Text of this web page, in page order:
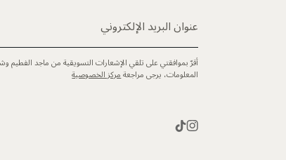
عنوان البريد الإلكتروني
أقرّ بموافقتي على تلقي الإشعارات التسويقية من ماجد الفطيم
المعلومات، يرجى مراجعةمركز الخصوصية